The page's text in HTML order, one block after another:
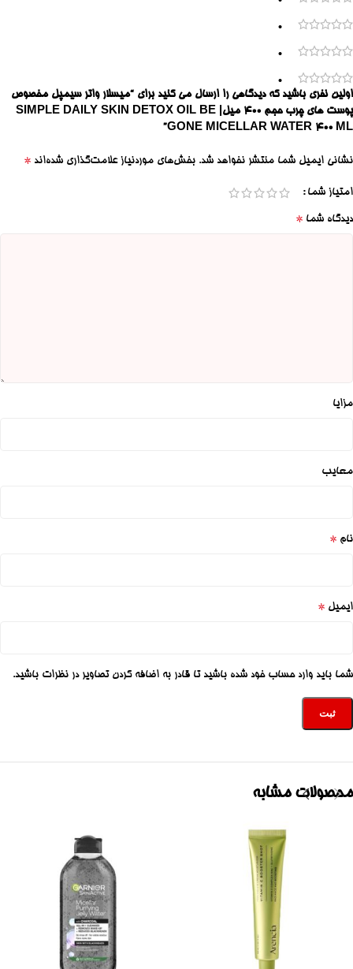
0
0
0
اولین نفری باشید که دیدگاهی را ارسال می کنید برای “میسلار واتر سیمپل مخصوص
پوست های چرب حجم 400 میل| SIMPLE DAILY SKIN DETOX OIL BE
GONE MICELLAR WATER 400 ML”
نشانی ایمیل شما منتشر نخواهد شد. بخش‌های موردنیاز علامت‌گذاری شده‌اند *
امتیاز شما
دیدگاه شما *
مزایا
معایب
نام *
ایمیل *
شما باید وارد حساب خود شده باشید تا قادر به اضافه کردن تصاویر در نظرات باشید.
محصولات مشابه